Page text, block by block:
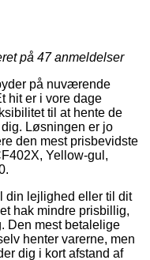
på 47anmeldelser
på nuværende
hit er i vore dage
til at hente de
Løsningen er jo
den mest prisbevidste
Yellow-gul,
din lejlighed eller til dit
hak mindre prisbillig,
Den mest betalelige
henter varerne, men
dig i kort afstand af